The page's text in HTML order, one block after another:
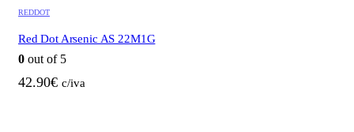
REDDOT
Red Dot Arsenic AS 22M1G
0 out of 5
42.90€ c/iva